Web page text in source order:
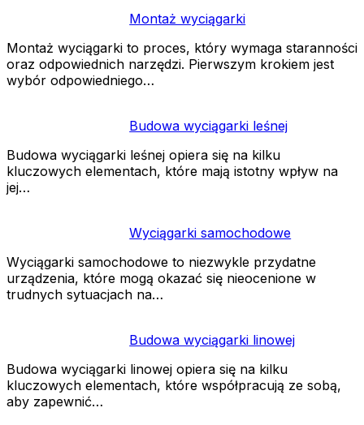
Montaż wyciągarki
Montaż wyciągarki to proces, który wymaga staranności
oraz odpowiednich narzędzi. Pierwszym krokiem jest
wybór odpowiedniego…
Budowa wyciągarki leśnej
Budowa wyciągarki leśnej opiera się na kilku
kluczowych elementach, które mają istotny wpływ na
jej…
Wyciągarki samochodowe
Wyciągarki samochodowe to niezwykle przydatne
urządzenia, które mogą okazać się nieocenione w
trudnych sytuacjach na…
Budowa wyciągarki linowej
Budowa wyciągarki linowej opiera się na kilku
kluczowych elementach, które współpracują ze sobą,
aby zapewnić…